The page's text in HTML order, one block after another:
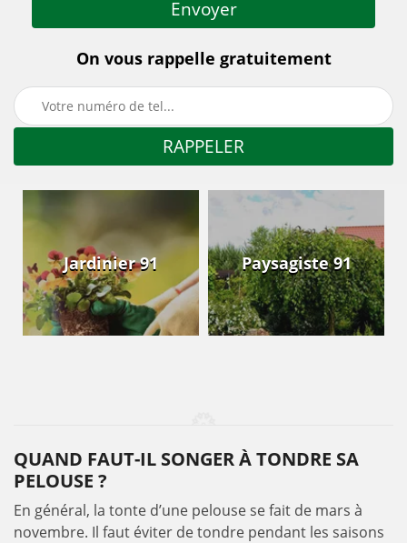
On vous rappelle gratuitement
Jardinier 91 Paysagiste 91
QUAND FAUT-IL SONGER À TONDRE SA
PELOUSE ?
En général, la tonte d’une pelouse se fait de mars à
novembre. Il faut éviter de tondre pendant les saisons